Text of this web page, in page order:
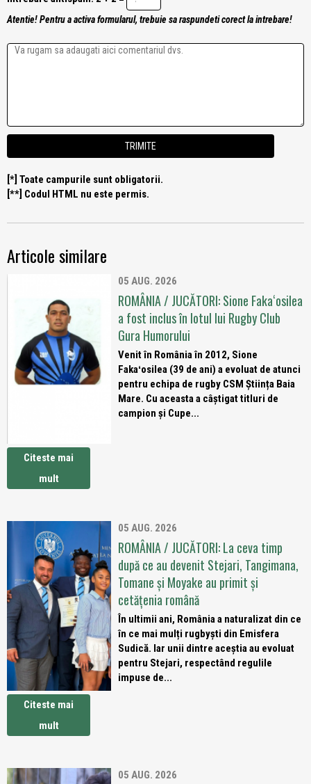
Atentie! Pentru a activa formularul, trebuie sa raspundeti corect la intrebare!
[*] Toate campurile sunt obligatorii.
[**] Codul HTML nu este permis.
Articole similare
05 AUG. 2026
ROMÂNIA / JUCĂTORI: Sione Fakaʻosilea
a fost inclus în lotul lui Rugby Club
Gura Humorului
Venit în România în 2012, Sione
Fakaʻosilea (39 de ani) a evoluat de atunci
pentru echipa de rugby CSM Știința Baia
Mare. Cu aceasta a câștigat titluri de
campion și Cupe...
Citeste mai
mult
05 AUG. 2026
ROMÂNIA / JUCĂTORI: La ceva timp
după ce au devenit Stejari, Tangimana,
Tomane și Moyake au primit și
cetățenia română
În ultimii ani, România a naturalizat din ce
în ce mai mulți rugbyști din Emisfera
Sudică. Iar unii dintre aceștia au evoluat
pentru Stejari, respectând regulile
impuse de...
Citeste mai
mult
05 AUG. 2026